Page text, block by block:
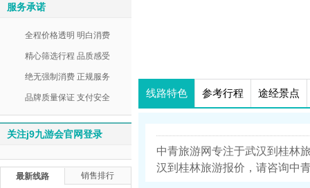
线路特色 参考行程 途经景点
中青旅游网专注于武汉到桂林
汉到桂林旅游报价，请咨询中
服务承诺
全程价格透明 明白消费
精心筛选行程 品质感受
绝无强制消费 正规服务
品牌质量保证 支付安全
关注j9九游会官网登录
最新线路 销售排行